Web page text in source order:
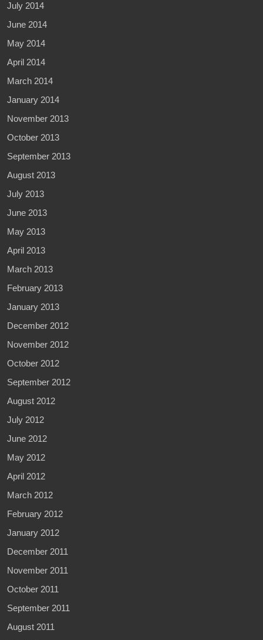
July 2014
June 2014
May 2014
April 2014
March 2014
January 2014
November 2013
October 2013
September 2013
August 2013
July 2013
June 2013
May 2013
April 2013
March 2013
February 2013
January 2013
December 2012
November 2012
October 2012
September 2012
August 2012
July 2012
June 2012
May 2012
April 2012
March 2012
February 2012
January 2012
December 2011
November 2011
October 2011
September 2011
August 2011